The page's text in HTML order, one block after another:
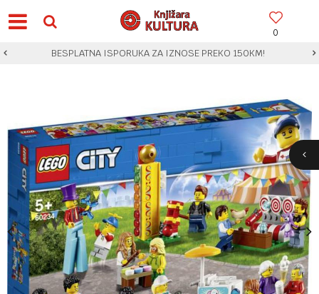
0
BESPLATNA ISPORUKA ZA IZNOSE PREKO 150KM!